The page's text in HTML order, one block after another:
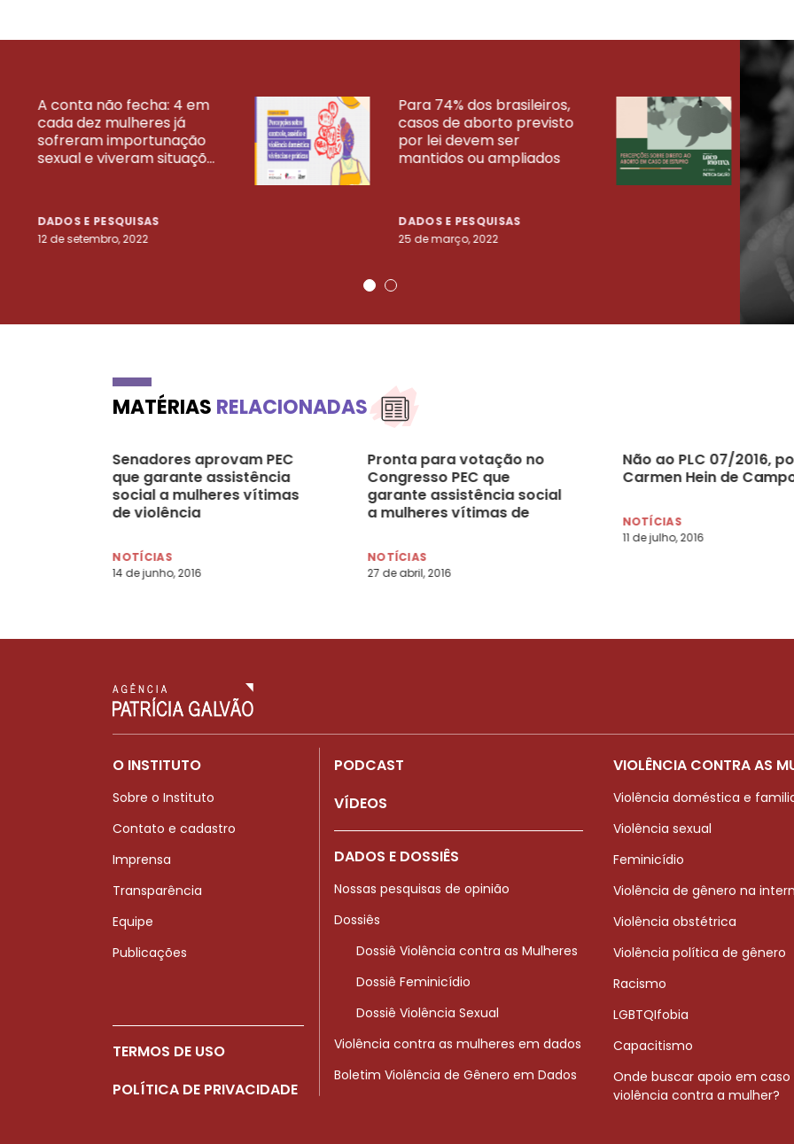
A conta não fecha: 4 em
cada dez mulheres já
sofreram importunação
sexual e viveram situaçõ...
DADOS E PESQUISAS
12 de setembro, 2022
Para 74% dos brasileiros,
casos de aborto previsto
por lei devem ser
mantidos ou ampliados
DADOS E PESQUISAS
25 de março, 2022
23
VEJA MAIS PESQUISAS
MATÉRIAS RELACIONADAS
Senadores aprovam PEC
que garante assistência
social a mulheres vítimas
de violência
NOTÍCIAS
14 de junho, 2016
Pronta para votação no
Congresso PEC que
garante assistência social
a mulheres vítimas de
NOTÍCIAS
27 de abril, 2016
Não ao PLC 07/2016,
Carmen Hein de
NOTÍCIAS
11 de julho, 2016
O INSTITUTO
Sobre o Instituto
Contato e cadastro
Imprensa
Transparência
Equipe
Publicações
TERMOS DE USO
POLÍTICA DE PRIVACIDADE
PODCAST
VÍDEOS
DADOS E DOSSIÊS
Nossas pesquisas de opinião
Dossiês
Dossiê Violência contra as Mulheres
Dossiê Feminicídio
Dossiê Violência Sexual
Violência contra as mulheres em dados
Boletim Violência de Gênero em Dados
VIOLÊNCIA CONTRA AS
Violência doméstica e
Violência sexual
Feminicídio
Violência de gênero na
Violência obstétrica
Violência política de gênero
Racismo
LGBTQIfobia
Capacitismo
Onde buscar apoio em caso
violência contra a mulher?